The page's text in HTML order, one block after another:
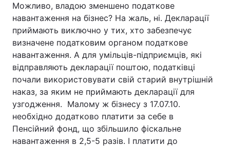
Архів Вакансії
Контакти
Послуги
Можливо, владою зменшено податкове
навантаження на бізнес? На жаль, ні. Декларації
приймають виключно у тих, хто забезпечує
визначене податковим органом податкове
навантаження. А для умільців-підприємців, які
відправляють декларації поштою, податківці
почали використовувати свій старий внутрішній
наказ, за яким не приймають декларації для
узгодження. Малому ж бізнесу з 17.07.10.
необхідно додатково платити за себе в
Пенсійний фонд, що збільшило фіскальне
навантаження в 2,5-5 разів. І платити до